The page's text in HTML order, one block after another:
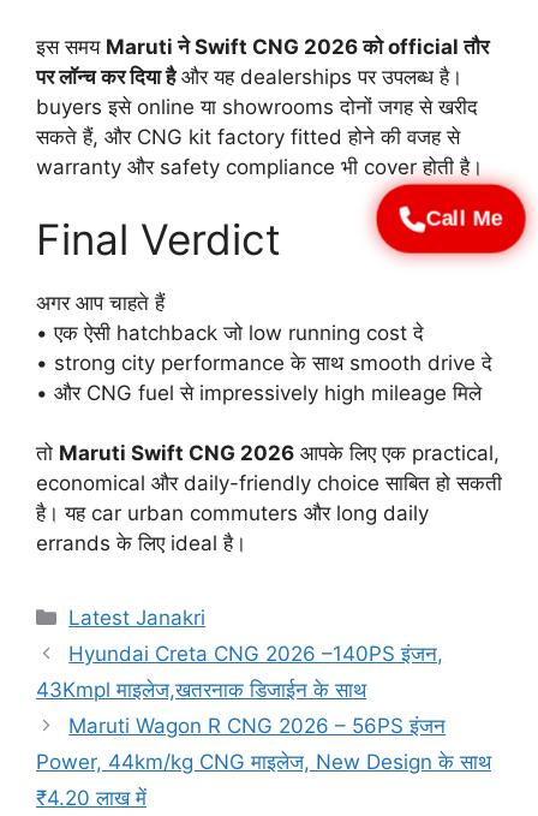
Call Me
इस समय Maruti ने Swift CNG 2026 को official तौर
पर लॉन्च कर दिया हैऔर यह dealerships पर उपलब्ध है।
buyers इसे online या showrooms दोनों जगह से खरीद
सकते हैं, और CNG kit factory fitted होने की वजह से
warranty और safety compliance भी cover होती है।
Final Verdict
अगर आप चाहते हैं
• एक ऐसी hatchback जो low running cost दे
• strong city performance के साथ smooth drive दे
• और CNG fuel से impressively high mileage मिले
तो Maruti Swift CNG 2026 आपके लिए एक practical,
economical और daily-friendly choice साबित हो सकती
है। यह car urban commuters और long daily
errands के लिए ideal है।
Categories
Latest Janakri
Hyundai Creta CNG 2026 –140PS इंजन,
43Kmpl माइलेज,खतरनाक डिजाईन के साथ
Maruti Wagon R CNG 2026 – 56PS इंजन
Power, 44km/kg CNG माइलेज, New Design के साथ
₹4.20 लाख में